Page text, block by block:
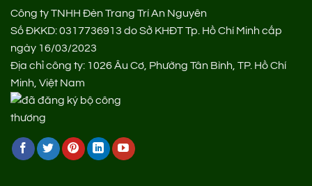
Công ty TNHH Đèn Trang Trí An Nguyên
Số ĐKKD: 0317736913 do Sở KHĐT Tp. Hồ Chí Minh cấp
ngày 16/03/2023
Địa chỉ công ty: 1026 Âu Cơ, Phường Tân Bình, TP. Hồ Chí
Minh, Việt Nam